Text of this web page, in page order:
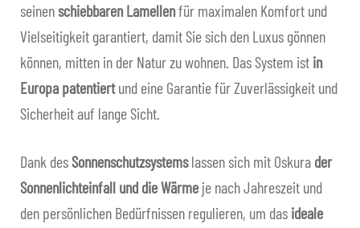
PRIVATKUNDEN
NEWS
KONTAKT
seinen schiebbaren Lamellenfür maximalen Komfort und
Vielseitigkeit garantiert, damit Sie sich den Luxus gönnen
können, mitten in der Natur zu wohnen. Das System ist in
Europa patentiertund eine Garantie für Zuverlässigkeit und
Sicherheit auf lange Sicht.
Dank des Sonnenschutzsystemslassen sich mit Oskura der
Sonnenlichteinfall und die Wärme je nach Jahreszeit und
den persönlichen Bedürfnissen regulieren, um das ideale